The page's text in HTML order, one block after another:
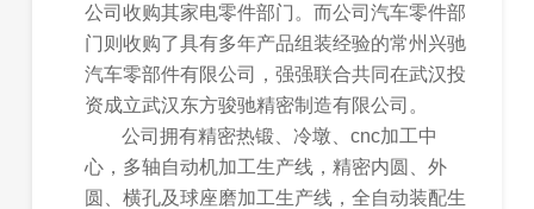
公司收购其家电零件部门。而公司汽车零件部
门则收购了具有多年产品组装经验的常州兴驰
汽车零部件有限公司，强强联合共同在武汉投
资成立武汉东方骏驰精密制造有限公司。
公司拥有精密热锻、冷墩、cnc加工中
心，多轴自动机加工生产线，精密内圆、外
圆、横孔及球座磨加工生产线，全自动装配生